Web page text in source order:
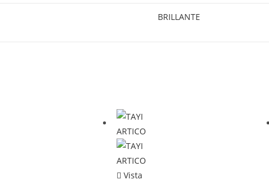
BRILLANTE
Vista